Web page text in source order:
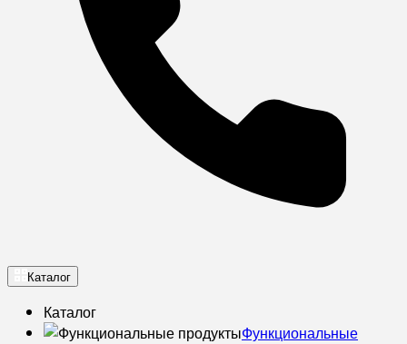
Каталог
Каталог
Функциональные